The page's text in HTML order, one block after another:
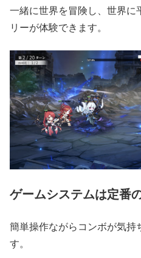
一緒に世界を冒険し、世界に
リーが体験できます。
ゲームシステムは定番
簡単操作ながらコンボが気持
す。